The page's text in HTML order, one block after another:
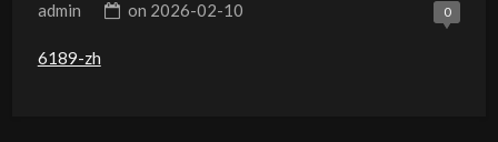
admin on 2026-02-10 0
6189-zh